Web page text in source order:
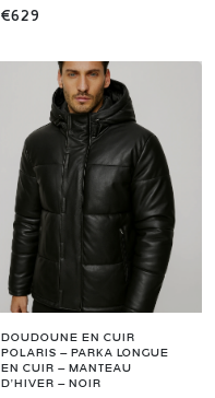
€629
DOUDOUNE EN CUIR
POLARIS – PARKA LONGUE
EN CUIR – MANTEAU
D’HIVER – NOIR